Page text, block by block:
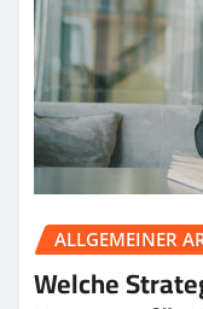
ALLGEMEINER
Welche